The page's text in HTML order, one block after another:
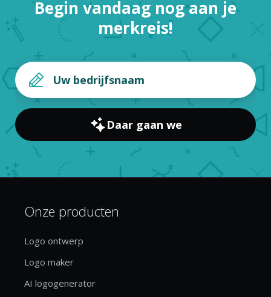
Begin vandaag nog aan je
merkreis!
Daar gaan we
Onze producten
Logo ontwerp
Logo maker
AI logogenerator